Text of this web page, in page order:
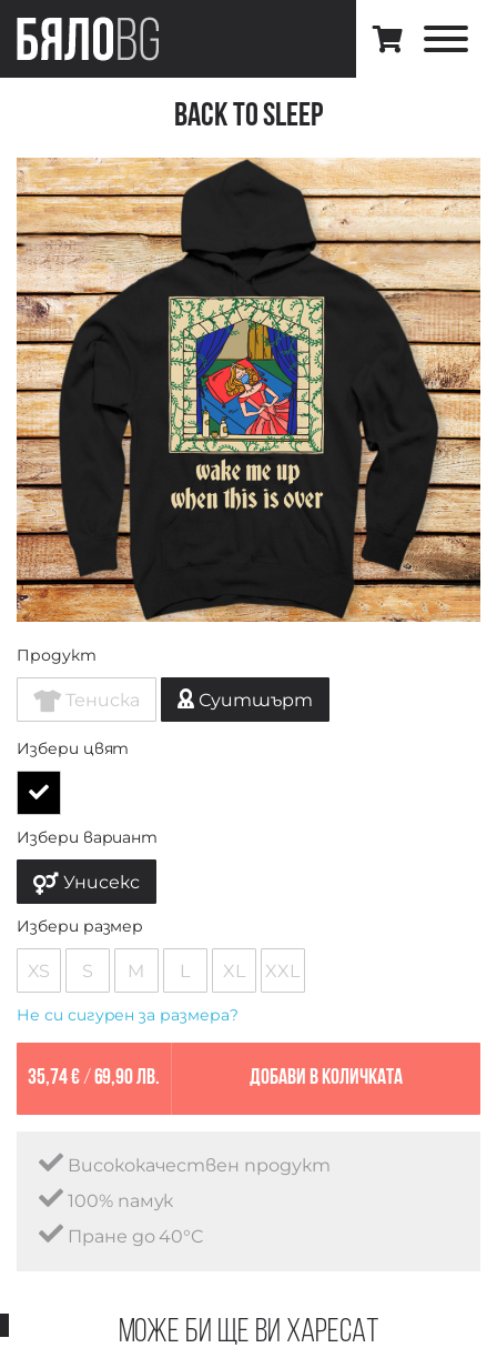
Back to Sleep
Продукт
Тениска Суитшърт
Избери цвят
Избери вариант
Унисекс
Избери размер
XS S M L XL XXL
Не си сигурен за размера?
35,74 €/ 69,90 лв. Добави в количката
Висококачествен продукт
100% памук
Пране до 40°C
Може би ще ви харесат